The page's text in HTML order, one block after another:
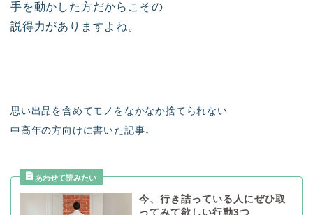
手を動かした方だからこその
説得力がありますよね。
思い出品を含めてモノをなかなか捨てられない
中高年の方向けに書いた記事↓
今、行き詰っている人にぜひ取
ってみて欲しい行動3つ